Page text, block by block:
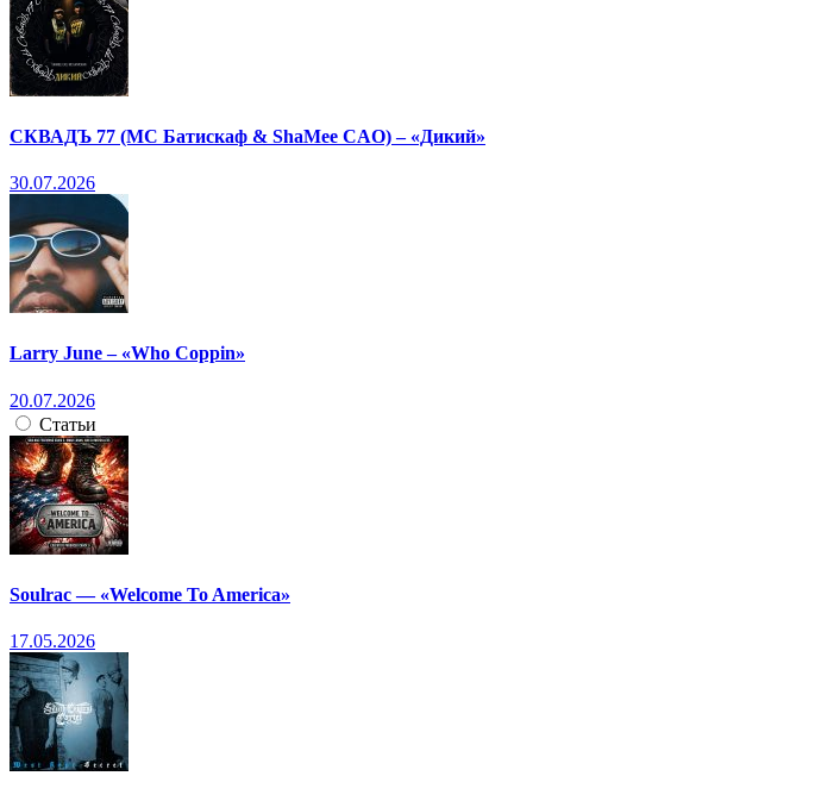
СКВАДЪ 77 (МС Батискаф & ShaMee CAO) – «Дикий»
30.07.2026
Larry June – «Who Coppin»
20.07.2026
Статьи
Soulrac — «Welcome To America»
17.05.2026